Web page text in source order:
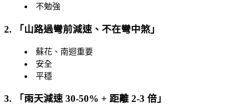
不勉強
2. 「 山路過彎前減速、不在彎中煞 」
蘇花、南迴重要
安全
平穩
3. 「 雨天減速 30-50% + 距離 2-3 倍 」